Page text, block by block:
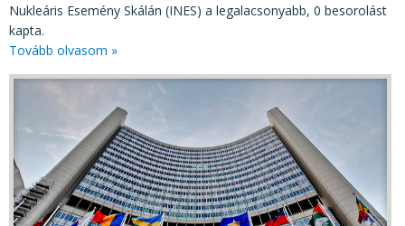
Nukleáris Esemény Skálán (INES) a legalacsonyabb, 0 besorolást
kapta.
Tovább olvasom »